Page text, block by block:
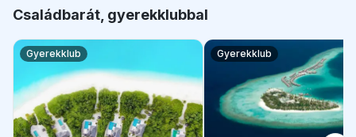
Családbarát, gyerekklubbal
Gyerekklub Gyerekklub